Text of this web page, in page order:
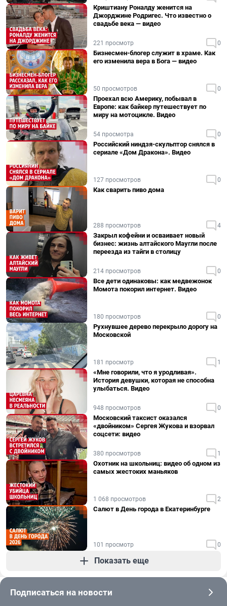
Криштиану Роналду женится на
Джорджине Родригес. Что известно о
свадьбе века — видео
221 просмотр 0
Бизнесмен-блогер служит в храме. Как
его изменила вера в Бога — видео
50 просмотров 0
Проехал всю Америку, побывал в
Европе: как байкер путешествует по
миру на мотоцикле. Видео
54 просмотра 0
Российский ниндзя-скульптор снялся в
сериале «Дом Дракона». Видео
127 просмотров 0
Как сварить пиво дома
288 просмотров 4
Закрыл кофейни и осваивает новый
бизнес: жизнь алтайского Маугли после
переезда из тайги в столицу
214 просмотров 0
Все дети одинаковы: как медвежонок
Момота покорил интернет. Видео
180 просмотров 0
Рухнувшее дерево перекрыло дорогу на
Московской
181 просмотр 1
«Мне говорили, что я уродливая».
История девушки, которая не способна
улыбаться. Видео
948 просмотров 0
Московский таксист оказался
«двойником» Сергея Жукова и взорвал
соцсети: видео
380 просмотров 1
Охотник на школьниц: видео об одном из
самых жестоких маньяков
1 068 просмотров 2
Салют в День города в Екатеринбурге
101 просмотр 0
Показать еще
Подписаться на новости